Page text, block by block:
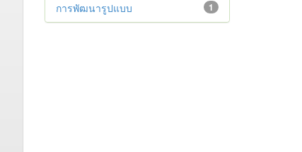
1
การพัฒนารูปแบบ